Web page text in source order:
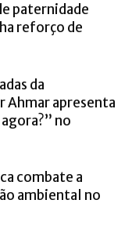
paternidade
reforço de
da
Ahmar apresenta
no
combate a
ambiental no